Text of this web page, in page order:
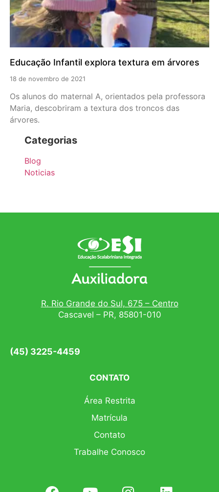
Educação Infantil explora textura em árvores
18 de novembro de 2021
Os alunos do maternal A, orientados pela professora
Maria, descobriram a textura dos troncos das
árvores.
Categorias
Blog
Noticias
R. Rio Grande do Sul, 675 – Centro
Cascavel – PR, 85801-010
(45) 3225-4459
CONTATO
Área Restrita
Matrícula
Contato
Trabalhe Conosco